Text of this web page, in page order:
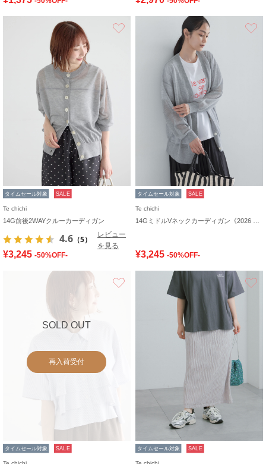
タイムセール対象 SALE
Te chichi
14G前後2WAYクルーカーディガン
4.6 （5）
レビュー
を見る
¥3,245 -50%OFF-
タイムセール対象 SALE
Te chichi
¥3,245 -50%OFF-
SOLD OUT
再入荷受付
タイムセール対象 SALE タイムセール対象 SALE